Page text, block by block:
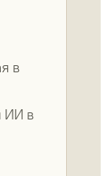
в
ИИ в